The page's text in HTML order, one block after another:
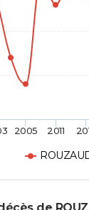
2005 2011